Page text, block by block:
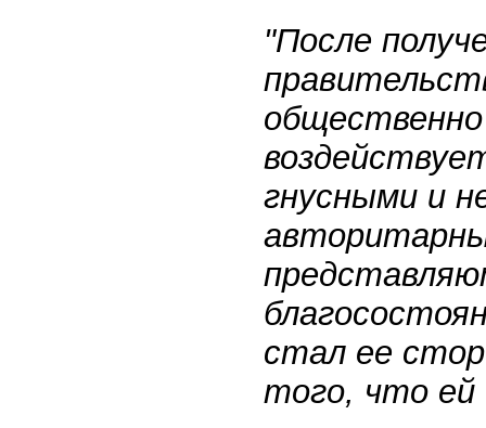
"После
гнусными и
стал ее
того, что ей